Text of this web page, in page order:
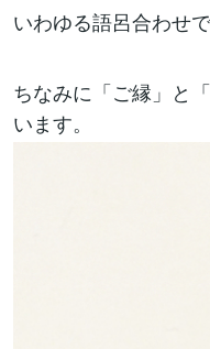
いわゆる語呂合わせで
ちなみに「ご縁」と
います。